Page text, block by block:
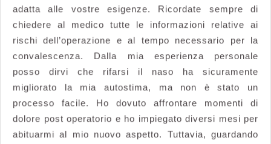
adatta alle vostre esigenze. Ricordate sempre di
chiedere al medico tutte le informazioni relative ai
rischi dell’operazione e al tempo necessario per la
convalescenza. Dalla mia esperienza personale
posso dirvi che rifarsi il naso ha sicuramente
migliorato la mia autostima, ma non è stato un
processo facile. Ho dovuto affrontare momenti di
dolore post operatorio e ho impiegato diversi mesi per
abituarmi al mio nuovo aspetto. Tuttavia, guardando